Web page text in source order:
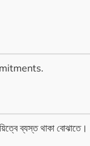
ব্যস্ত থাকা বোঝাতে।